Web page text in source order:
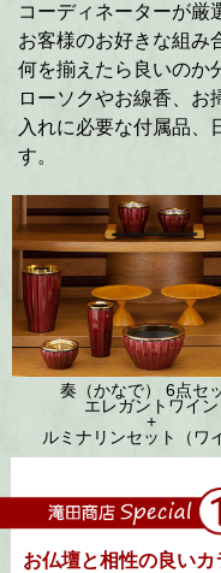
コーディネーターが厳
お客様のお好きな組み
何を揃えたら良いのか
ローソクやお線香、お
入れに必要な付属品、
す。
奏（かなで） 6点セ
エレガントワイン
+
ルミナリンセット（ワ
お仏壇と相性の良いカ